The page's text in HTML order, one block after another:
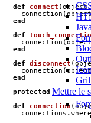
Mettre le
def
connect (object,
connection (object
end
def
connection (object
end
def
disconnect (
connection (object
end
protected
def
connection (
connections .where